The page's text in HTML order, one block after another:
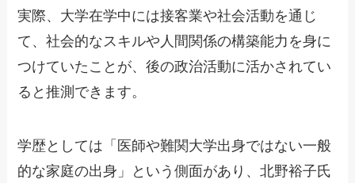
実際、大学在学中には接客業や社会活動を通じ
て、社会的なスキルや人間関係の構築能力を身に
つけていたことが、後の政治活動に活かされてい
ると推測できます。
学歴としては「医師や難関大学出身ではない一般
的な家庭の出身」という側面があり、北野裕子氏